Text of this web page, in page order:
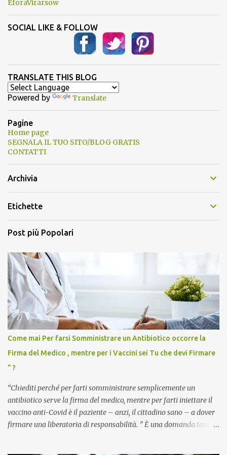
EforaVirarsow
SOCIAL LIKE & FOLLOW
TRANSLATE THIS BLOG
Powered by Translate
Pagine
Home page
SEGNALA IL TUO SITO/BLOG GRATIS
CONTATTI
Archivia
Etichette
Post più Popolari
Come mai Per farsi Somministrare un Antibiotico occorre la
Firma del Medico , mentre per i Vaccini sei Tu che devi Firmare
” ?
“Chiediti perché per farti somministrare semplicemente un
antibiotico serve la firma del medico, mentre per farti iniettare il
vaccino anti-Covid è il paziente – anzi, il cittadino sano – a dover
firmare una liberatoria di responsabilità. ” È una domanda tanto